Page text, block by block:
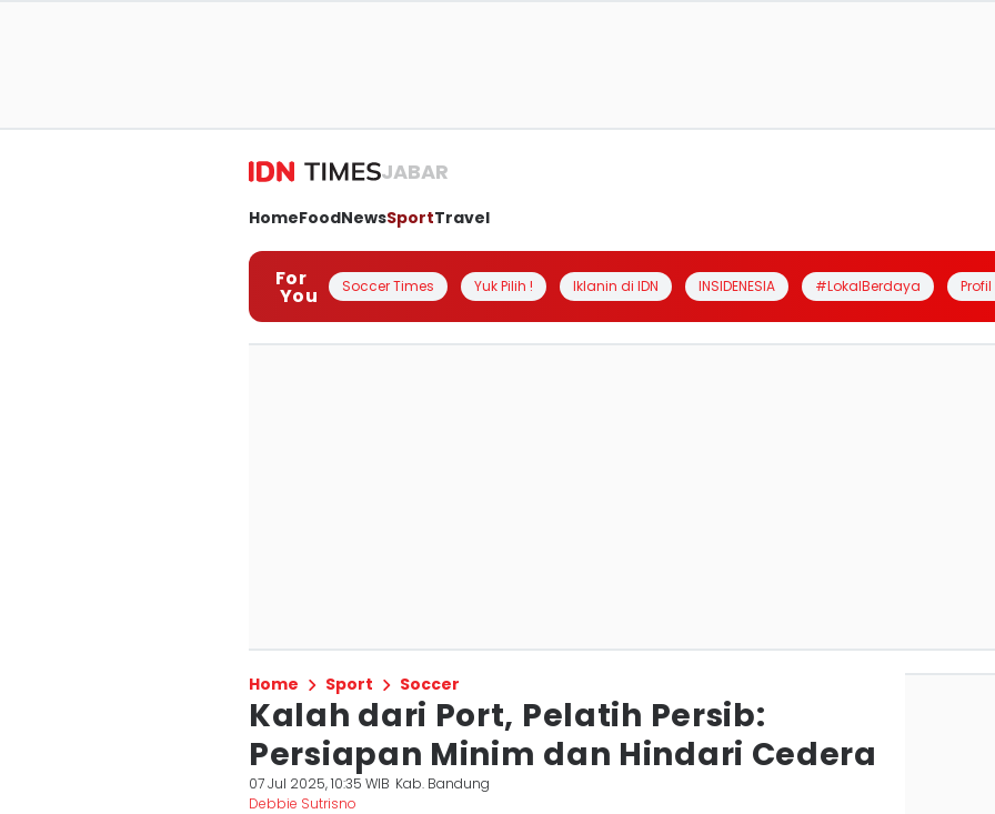
JABAR
HomeFoodNewsSportTravel
For
You Soccer Times Yuk Pilih ! Iklanin di IDN INSIDENESIA #LokalBerdaya
Home Sport Soccer
Kalah dari Port, Pelatih Persib:
Persiapan Minim dan Hindari Cedera
07 Jul 2025, 10:35 WIB Kab. Bandung
Debbie Sutrisno